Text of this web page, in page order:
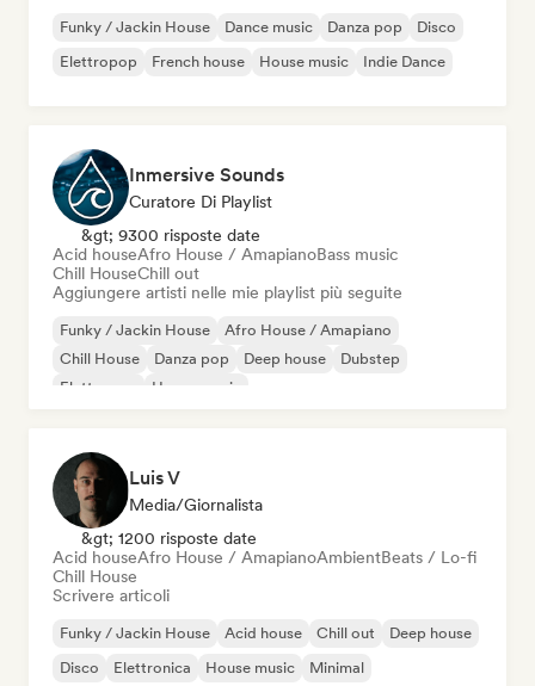
Funky / Jackin House Dance music Danza pop
Disco
Elettropop
French house House music Indie Dance
Inmersive Sounds
Curatore Di Playlist
&gt; 9300 risposte date
Acid houseAfro House / AmapianoBass music
Chill HouseChill out
Aggiungere artisti nelle mie playlist più seguite
Funky / Jackin House
Afro House / Amapiano
Chill House
Danza pop Deep house
Dubstep
Elettropop
House music
Luis V
Media/Giornalista
&gt; 1200 risposte date
Acid houseAfro House / AmapianoAmbientBeats / Lo-fi
Chill House
Scrivere articoli
Funky / Jackin House Acid house Chill out
Deep house
Disco
Elettronica House music Minimal